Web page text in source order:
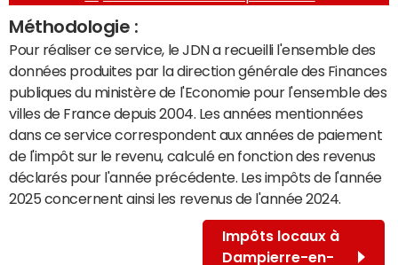
Méthodologie :
Pour réaliser ce service, le JDN a recueilli l'ensemble des
données produites par la direction générale des Finances
publiques du ministère de l'Economie pour l'ensemble des
villes de France depuis 2004. Les années mentionnées
dans ce service correspondent aux années de paiement
de l'impôt sur le revenu, calculé en fonction des revenus
déclarés pour l'année précédente. Les impôts de l'année
2025 concernent ainsi les revenus de l'année 2024.
Impôts locaux à
Dampierre-en-